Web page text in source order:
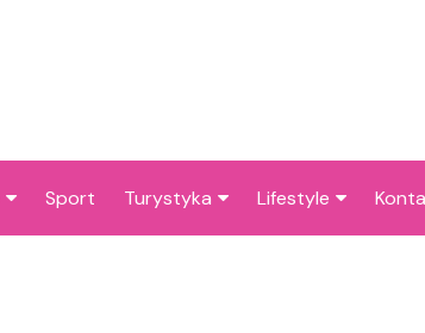
Sport Turystyka Lifestyle